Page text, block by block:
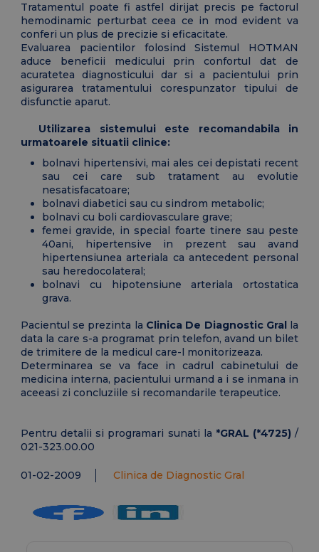
Tratamentul poate fi astfel dirijat precis pe factorul
hemodinamic perturbat ceea ce in mod evident va
conferi un plus de precizie si eficacitate.
Evaluarea pacientilor folosind Sistemul HOTMAN
aduce beneficii medicului prin confortul dat de
acuratetea diagnosticului dar si a pacientului prin
asigurarea tratamentului corespunzator tipului de
disfunctie aparut.
Utilizarea sistemului este recomandabila in
urmatoarele situatii clinice:
bolnavi hipertensivi, mai ales cei depistati recent
sau cei care sub tratament au evolutie
nesatisfacatoare;
bolnavi diabetici sau cu sindrom metabolic;
bolnavi cu boli cardiovasculare grave;
femei gravide, in special foarte tinere sau peste
40ani, hipertensive in prezent sau avand
hipertensiunea arteriala ca antecedent personal
sau heredocolateral;
bolnavi cu hipotensiune arteriala ortostatica
grava.
Pacientul se prezinta la Clinica De Diagnostic Gral
la
data la care s-a programat prin telefon, avand un bilet
de trimitere de la medicul care-l monitorizeaza.
Determinarea se va face in cadrul cabinetului de
medicina interna, pacientului urmand a i se inmana in
aceeasi zi concluziile si recomandarile terapeutice.
Pentru detalii si programari sunati la *GRAL (*4725)/
021-323.00.00
01-02-2009 Clinica de Diagnostic Gral